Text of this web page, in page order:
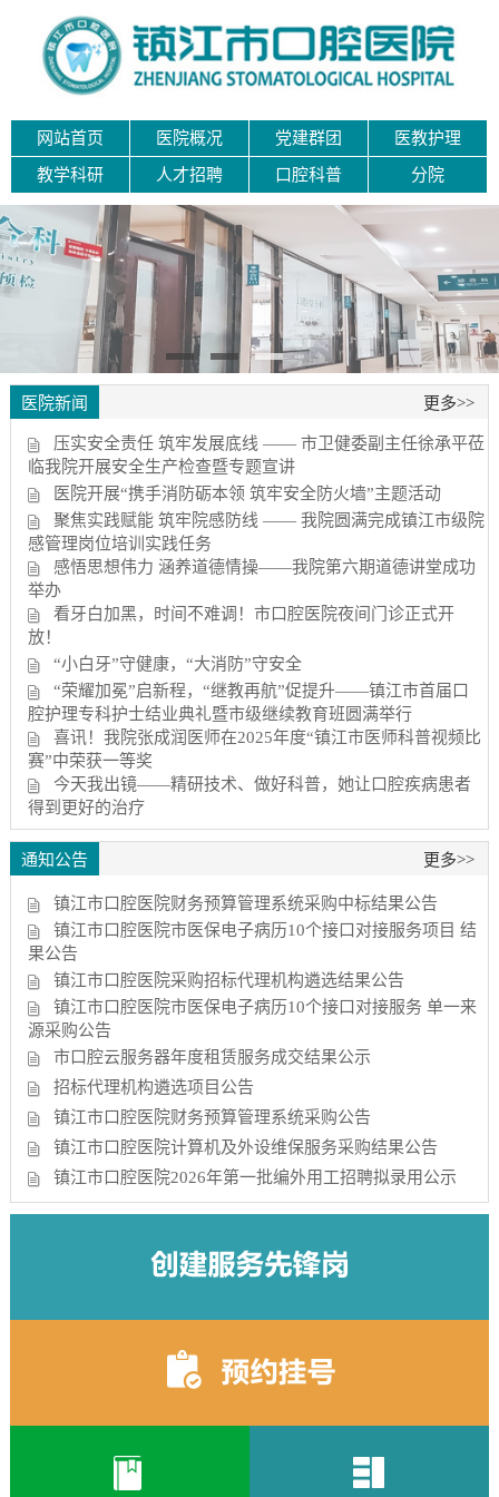
网站首页 医院概况 党建群团 医教护理
教学科研 人才招聘 口腔科普 分院
医院新闻 更多>>
压实安全责任 筑牢发展底线 —— 市卫健委副主任徐承平莅
临我院开展安全生产检查暨专题宣讲
医院开展“携手消防砺本领 筑牢安全防火墙”主题活动
聚焦实践赋能 筑牢院感防线 —— 我院圆满完成镇江市级院
感管理岗位培训实践任务
感悟思想伟力 涵养道德情操——我院第六期道德讲堂成功
举办
看牙白加黑，时间不难调！市口腔医院夜间门诊正式开
放！
“小白牙”守健康，“大消防”守安全
“荣耀加冕”启新程，“继教再航”促提升——镇江市首届口
腔护理专科护士结业典礼暨市级继续教育班圆满举行
喜讯！我院张成润医师在2025年度“镇江市医师科普视频比
赛”中荣获一等奖
今天我出镜——精研技术、做好科普，她让口腔疾病患者
得到更好的治疗
通知公告 更多>>
镇江市口腔医院财务预算管理系统采购中标结果公告
镇江市口腔医院市医保电子病历10个接口对接服务项目 结
果公告
镇江市口腔医院采购招标代理机构遴选结果公告
镇江市口腔医院市医保电子病历10个接口对接服务 单一来
源采购公告
市口腔云服务器年度租赁服务成交结果公示
招标代理机构遴选项目公告
镇江市口腔医院财务预算管理系统采购公告
镇江市口腔医院计算机及外设维保服务采购结果公告
镇江市口腔医院2026年第一批编外用工招聘拟录用公示